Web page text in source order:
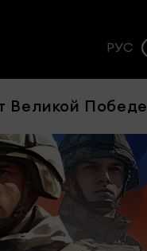
РУС
Великой Победе